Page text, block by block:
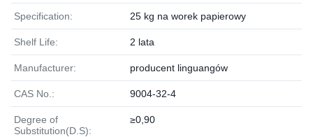
Specification: 25 kg na worek papierowy
Shelf Life: 2 lata
Manufacturer: producent linguangów
CAS No.: 9004-32-4
Degree of
Substitution(D.S):
≥0,90